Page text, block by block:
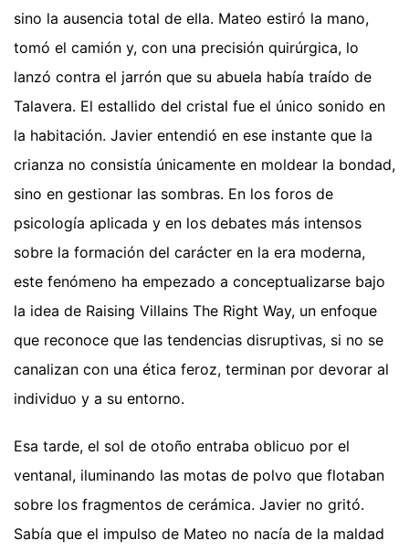
sino la ausencia total de ella. Mateo estiró la mano,
tomó el camión y, con una precisión quirúrgica, lo
lanzó contra el jarrón que su abuela había traído de
Talavera. El estallido del cristal fue el único sonido en
la habitación. Javier entendió en ese instante que la
crianza no consistía únicamente en moldear la bondad,
sino en gestionar las sombras. En los foros de
psicología aplicada y en los debates más intensos
sobre la formación del carácter en la era moderna,
este fenómeno ha empezado a conceptualizarse bajo
la idea de Raising Villains The Right Way, un enfoque
que reconoce que las tendencias disruptivas, si no se
canalizan con una ética feroz, terminan por devorar al
individuo y a su entorno.
Esa tarde, el sol de otoño entraba oblicuo por el
ventanal, iluminando las motas de polvo que flotaban
sobre los fragmentos de cerámica. Javier no gritó.
Sabía que el impulso de Mateo no nacía de la maldad